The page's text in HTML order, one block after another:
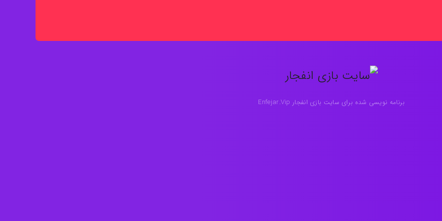
برنامه نویسی شده برای سایت بازی انفجار Enfejar.Vip